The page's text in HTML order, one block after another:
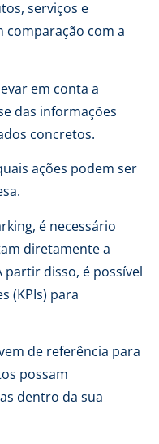
serviços e
comparação com a
em conta a
das informações
concretos.
ações podem ser
é necessário
diretamente a
partir disso, é possível
(KPIs) para
de referência para
possam
dentro da sua